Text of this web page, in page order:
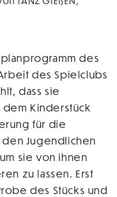
des
des Spielclubs
dass sie
Kinderstück
für die
den Jugendlichen
sie von ihnen
zu lassen. Erst
des Stücks und